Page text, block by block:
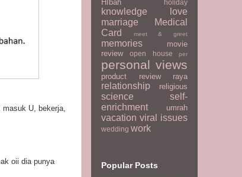
masuk U, bekerja,
oii dia punya
HIbah holiday
knowledge
love
marriage
Medical
Card
meet & greet
memories
movie
review
open house per
personal views
product review raya
relationship religious
science
self-
enrichment
umrah
vacation viral issues
wedding work
Popular Posts